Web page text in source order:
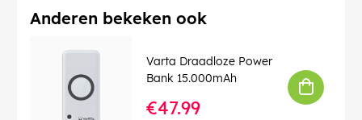
4008496978199
EAN:
Anderen bekeken ook
Varta Draadloze Power
Bank 15.000mAh
€47.99